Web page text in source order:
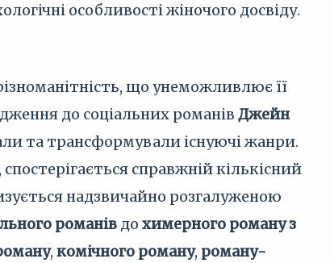
особливості жіночого досвіду.
що унеможливлює її
до соціальних романів Джейн
та трансформували існуючі жанри.
спостерігається справжній кількісний
надзвичайно розгалуженою
романів до химерного роману з
, комічного роману, роману-